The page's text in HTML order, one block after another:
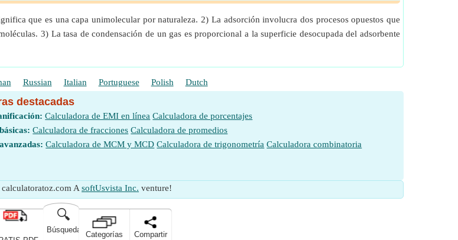
que es una capa unimolecular por naturaleza. 2) La adsorción involucra dos procesos opuestos que
3) La tasa de condensación de un gas es proporcional a la superficie desocupada del adsorbente
Russian Italian Portuguese Polish Dutch
destacadas
Calculadora de EMI en línea Calculadora de porcentajes
Calculadora de fracciones Calculadora de promedios
Calculadora de MCM y MCD Calculadora de trigonometría Calculadora combinatoria
A softUsvista Inc. venture!
🔍
Búsqueda Categorías Compartir